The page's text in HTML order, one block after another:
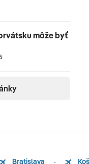
môže byť
Bratislava